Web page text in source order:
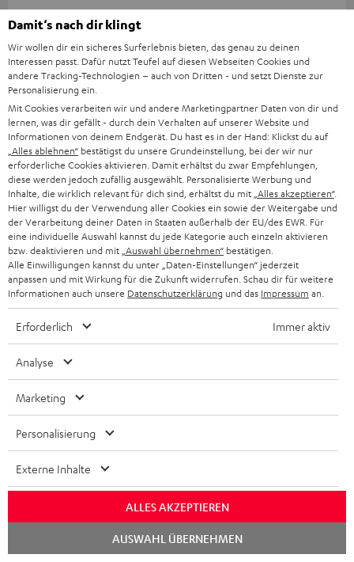
Webshop erhältlich
CHF 59, CHF 89,
Lieferumfang
ULTIMA 40 KOMBO VINYL 250
2 × Stand-Lautsprecher UL 40 Mk3 18 (Stk.) – Schwarz
1 × Stoffrahmen m. Logo für UL 40 Mk3/UL 40 Active Mk2 (ET)
– Schwarz
1 × rote Gummifüße (4 Stk.) für UL 20/40 Mk3 18 (ET)
1 × CD Receiver KB 62 CR – Schwarz
1 × Fernbedienung KB 62 CR (ET) – Schwarz
1 × FM/DAB-Antenne für KB 62 CR (ET) – Schwarz
1 × Lautsprecherkabel für KB 62 CR 2 x 5 m (ET)
2 × AAA-Batterie
1 × USB-Kabel – Schwarz
1 × Stereo-Cinch-Kabel 3.0m - C7030A – Schwarz
Damit‘s nach dir klingt
Wir wollen dir ein sicheres Surferlebnis bieten, das genau zu deinen
Interessen passt. Dafür nutzt Teufel auf diesen Webseiten Cookies und
andere Tracking-Technologien – auch von Dritten - und setzt Dienste zur
Personalisierung ein.
Mit Cookies verarbeiten wir und andere Marketingpartner Daten von dir und
lernen, was dir gefällt - durch dein Verhalten auf unserer Website und
Informationen von deinem Endgerät. Du hast es in der Hand: Klickst du auf
„Alles ablehnen“ bestätigst du unsere Grundeinstellung, bei der wir nur
erforderliche Cookies aktivieren. Damit erhältst du zwar Empfehlungen,
diese werden jedoch zufällig ausgewählt. Personalisierte Werbung und
Inhalte, die wirklich relevant für dich sind, erhältst du mit „Alles akzeptieren“.
Hier willigst du der Verwendung aller Cookies ein sowie der Weitergabe und
der Verarbeitung deiner Daten in Staaten außerhalb der EU/des EWR. Für
eine individuelle Auswahl kannst du jede Kategorie auch einzeln aktivieren
bzw. deaktivieren und mit „Auswahl übernehmen“ bestätigen.
Alle Einwilligungen kannst du unter „Daten-Einstellungen“ jederzeit
anpassen und mit Wirkung für die Zukunft widerrufen. Schau dir für weitere
Informationen auch unsere Datenschutzerklärung und das Impressum an.
Erforderlich Immer aktiv
Analyse
Marketing
Personalisierung
Externe Inhalte
ALLES AKZEPTIEREN
AUSWAHL ÜBERNEHMEN